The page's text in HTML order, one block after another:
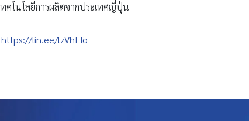
คโนโลยีการผลิตจากประเทศญี่ปุ่น
https://lin.ee/lzVhFfo